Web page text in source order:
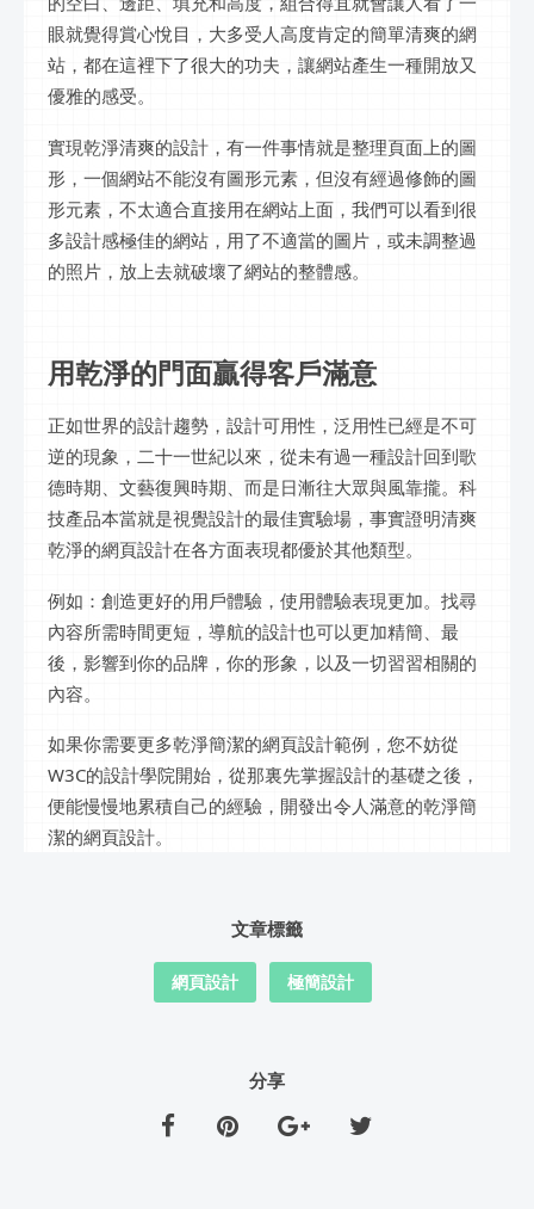
眼就覺得賞心悅目，大多受人高度肯定的簡單清爽的網
站，都在這裡下了很大的功夫，讓網站產生一種開放又
優雅的感受。
實現乾淨清爽的設計，有一件事情就是整理頁面上的圖
形，一個網站不能沒有圖形元素，但沒有經過修飾的圖
形元素，不太適合直接用在網站上面，我們可以看到很
多設計感極佳的網站，用了不適當的圖片，或未調整過
的照片，放上去就破壞了網站的整體感。
用乾淨的門面贏得客戶滿意
正如世界的設計趨勢，設計可用性，泛用性已經是不可
逆的現象，二十一世紀以來，從未有過一種設計回到歌
德時期、文藝復興時期、而是日漸往大眾與風靠攏。科
技產品本當就是視覺設計的最佳實驗場，事實證明清爽
乾淨的網頁設計在各方面表現都優於其他類型。
例如：創造更好的用戶體驗，使用體驗表現更加。找尋
內容所需時間更短，導航的設計也可以更加精簡、最
後，影響到你的品牌，你的形象，以及一切習習相關的
內容。
如果你需要更多乾淨簡潔的網頁設計範例，您不妨從
W3C的設計學院開始，從那裏先掌握設計的基礎之後，
便能慢慢地累積自己的經驗，開發出令人滿意的乾淨簡
潔的網頁設計。
文章標籤
網頁設計 極簡設計
分享